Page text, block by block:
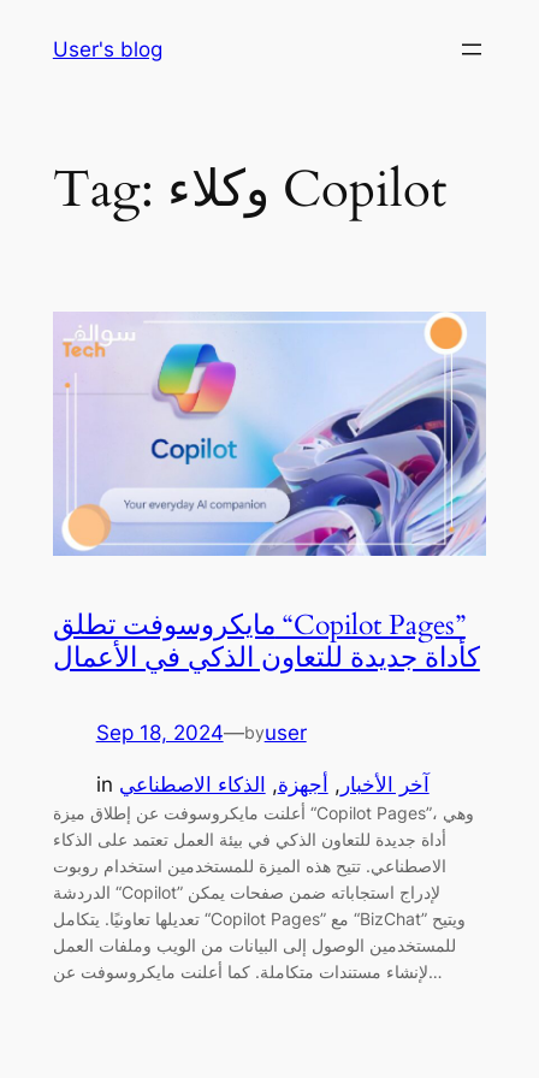
User's blog
Tag: وكلاء Copilot
مايكروسوفت تطلق “Copilot Pages”
كأداة جديدة للتعاون الذكي في الأعمال
Sep 18, 2024—byuser
in آخر الأخبار , أجهزة, الذكاء الاصطناعي
أعلنت مايكروسوفت عن إطلاق ميزة “Copilot Pages”، وهي
أداة جديدة للتعاون الذكي في بيئة العمل تعتمد على الذكاء
الاصطناعي. تتيح هذه الميزة للمستخدمين استخدام روبوت
الدردشة “Copilot” لإدراج استجاباته ضمن صفحات يمكن
تعديلها تعاونيًا. يتكامل “Copilot Pages” مع “BizChat” ويتيح
للمستخدمين الوصول إلى البيانات من الويب وملفات العمل
لإنشاء مستندات متكاملة. كما أعلنت مايكروسوفت عن…